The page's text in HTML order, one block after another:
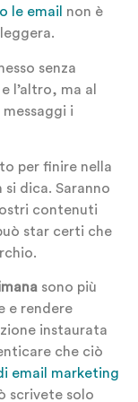
le email
non è
senza
l’altro, ma al
i
per finire nella
dica. Saranno
contenuti
star certi che
sono più
e rendere
instaurata
che ciò
email marketing
scrivete solo